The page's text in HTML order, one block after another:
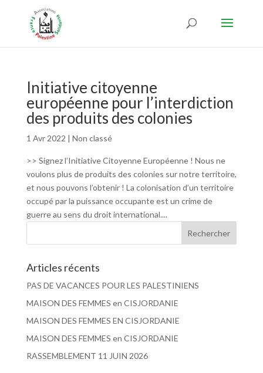
Initiative citoyenne
européenne pour l’interdiction
des produits des colonies
1 Avr 2022 | Non classé
>> Signez l’Initiative Citoyenne Européenne ! Nous ne
voulons plus de produits des colonies sur notre territoire,
et nous pouvons l’obtenir ! La colonisation d’un territoire
occupé par la puissance occupante est un crime de
guerre au sens du droit international....
Articles récents
PAS DE VACANCES POUR LES PALESTINIENS
MAISON DES FEMMES en CISJORDANIE
MAISON DES FEMMES EN CISJORDANIE
MAISON DES FEMMES en CISJORDANIE
RASSEMBLEMENT 11 JUIN 2026